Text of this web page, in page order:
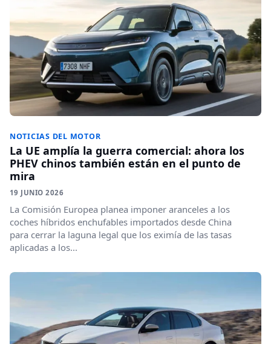
NOTICIAS DEL MOTOR
La UE amplía la guerra comercial: ahora los
PHEV chinos también están en el punto de
mira
19 JUNIO 2026
La Comisión Europea planea imponer aranceles a los
coches híbridos enchufables importados desde China
para cerrar la laguna legal que los eximía de las tasas
aplicadas a los...